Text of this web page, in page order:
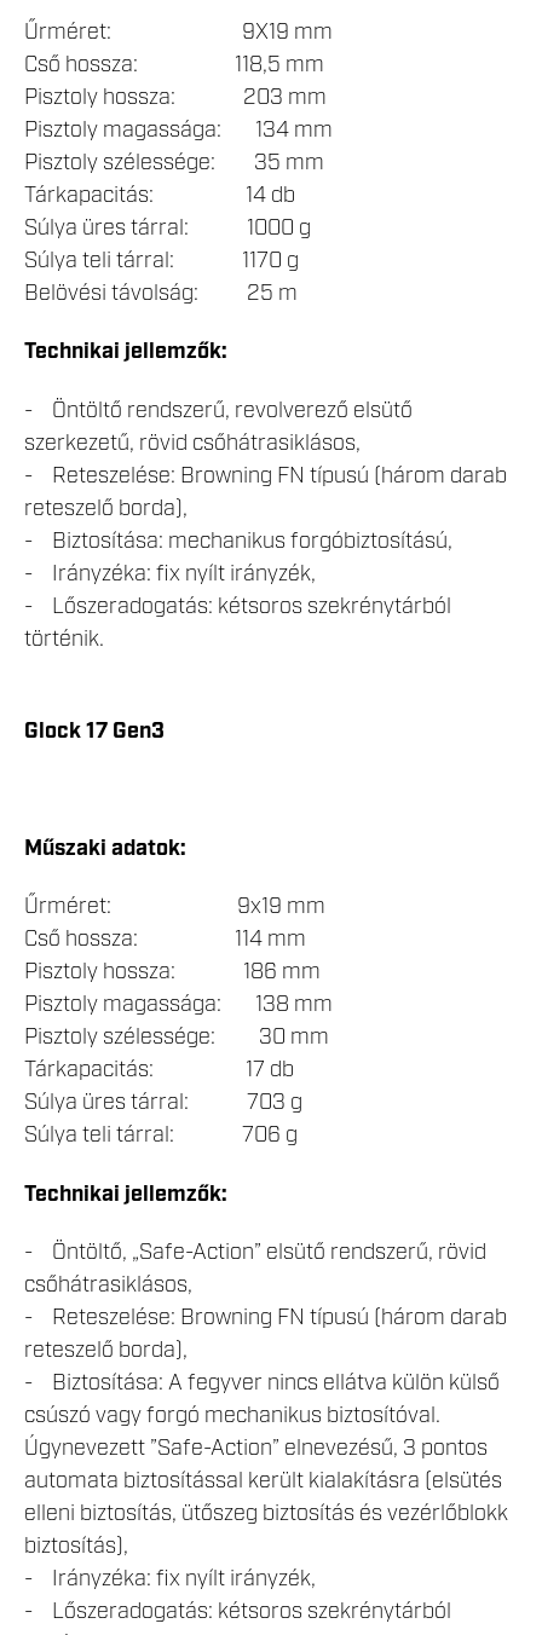
Űrméret: 9X19 mm
Cső hossza: 118,5 mm
Pisztoly hossza: 203 mm
Pisztoly magassága: 134 mm
Pisztoly szélessége: 35 mm
Tárkapacitás: 14 db
Súlya üres tárral: 1000 g
Súlya teli tárral: 1170 g
Belövési távolság: 25 m
Technikai jellemzők:
- Öntöltő rendszerű, revolverező elsütő
szerkezetű, rövid csőhátrasiklásos,
- Reteszelése: Browning FN típusú (három darab
reteszelő borda),
- Biztosítása: mechanikus forgóbiztosítású,
- Irányzéka: fix nyílt irányzék,
- Lőszeradogatás: kétsoros szekrénytárból
történik.
Glock 17 Gen3
Műszaki adatok:
Űrméret: 9x19 mm
Cső hossza: 114 mm
Pisztoly hossza: 186 mm
Pisztoly magassága: 138 mm
Pisztoly szélessége: 30 mm
Tárkapacitás: 17 db
Súlya üres tárral: 703 g
Súlya teli tárral: 706 g
Technikai jellemzők:
- Öntöltő, „Safe-Action” elsütő rendszerű, rövid
csőhátrasiklásos,
- Reteszelése: Browning FN típusú (három darab
reteszelő borda),
- Biztosítása: A fegyver nincs ellátva külön külső
csúszó vagy forgó mechanikus biztosítóval.
Úgynevezett ”Safe-Action” elnevezésű, 3 pontos
automata biztosítással került kialakításra (elsütés
elleni biztosítás, ütőszeg biztosítás és vezérlőblokk
biztosítás),
- Irányzéka: fix nyílt irányzék,
- Lőszeradogatás: kétsoros szekrénytárból